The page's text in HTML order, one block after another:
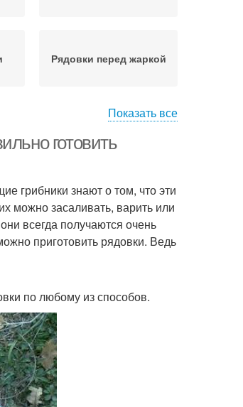
Рядовки перед жаркой
Показать все
готовить
грибники знают о том, что эти
можно засаливать, варить или
всегда получаются очень
приготовить рядовки. Ведь
по любому из способов.